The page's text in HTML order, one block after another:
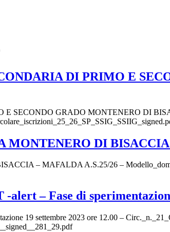
DI PRIMO E
SECONDO GRADO MONTENERO DI
DI BISACCIA
– MAFALDA A.S.25/26 –
– Fase di
19 settembre 2023 ore 12.00 –